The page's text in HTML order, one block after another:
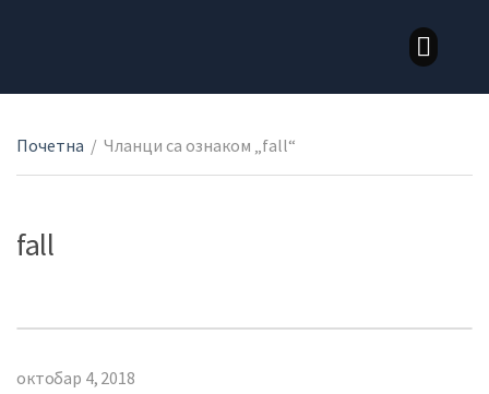
Почетна / Чланци са ознаком „fall“
fall
октобар 4, 2018